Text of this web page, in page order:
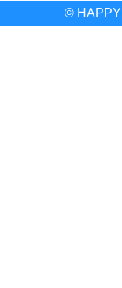
© HAPPY